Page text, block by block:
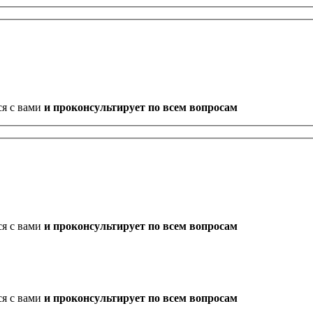
с вами и проконсультирует по всем вопросам
с вами и проконсультирует по всем вопросам
с вами и проконсультирует по всем вопросам